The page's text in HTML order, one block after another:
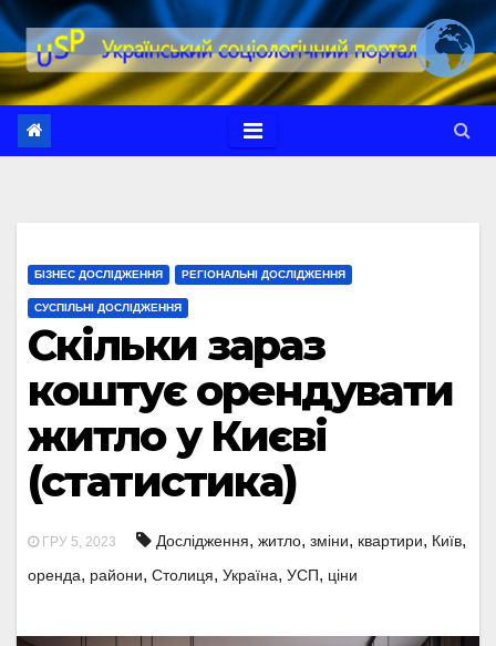
Перейти
до
вмісту
БІЗНЕС ДОСЛІДЖЕННЯ РЕГІОНАЛЬНІ ДОСЛІДЖЕННЯ
СУСПІЛЬНІ ДОСЛІДЖЕННЯ
Скільки зараз
коштує орендувати
житло у Києві
(статистика)
ГРУ 5, 2023 Дослідження, житло, зміни, квартири, Київ,
оренда, райони, Столиця, Україна, УСП, ціни